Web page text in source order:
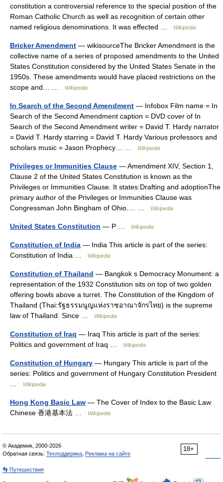
constitution a controversial reference to the special position of the
Roman Catholic Church as well as recognition of certain other
named religious denominations. It was effected …
Wikipedia
Bricker Amendment — wikisourceThe Bricker Amendment is the
collective name of a series of proposed amendments to the United
States Constitution considered by the United States Senate in the
1950s. These amendments would have placed restrictions on the
scope and… …
Wikipedia
In Search of the Second Amendment — Infobox Film name = In
Search of the Second Amendment caption = DVD cover of In
Search of the Second Amendment writer = David T. Hardy narrator
= David T. Hardy starring = David T. Hardy Various professors and
scholars music = Jason Prophecy… …
Wikipedia
Privileges or Immunities Clause — Amendment XIV, Section 1,
Clause 2 of the United States Constitution is known as the
Privileges or Immunities Clause. It states:Drafting and adoptionThe
primary author of the Privileges or Immunities Clause was
Congressman John Bingham of Ohio.… …
Wikipedia
United States Constitution — P … Wikipedia
Constitution of India — India This article is part of the series:
Constitution of India …
Wikipedia
Constitution of Thailand — Bangkok s Democracy Monument: a
representation of the 1932 Constitution sits on top of two golden
offering bowls above a turret. The Constitution of the Kingdom of
Thailand (Thai:รัฐธรรมนูญแห่งราชอาณาจักรไทย) is the supreme
law of Thailand. Since …
Wikipedia
Constitution of Iraq — Iraq This article is part of the series:
Politics and government of Iraq …
Wikipedia
Constitution of Hungary — Hungary This article is part of the
series: Politics and government of Hungary Constitution President
Wikipedia
Hong Kong Basic Law — The Cover of Index to the Basic Law
Chinese 香港基本法 …
Wikipedia
18+
© Академик, 2000-2026
Обратная связь: Техподдержка Реклама на сайте
👣 Путешествия